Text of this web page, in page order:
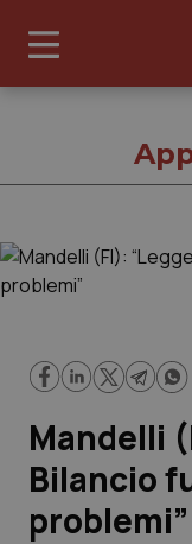
Governo e
Regioni e Asl
Lavoro e
Mandelli
Bilancio
problemi”